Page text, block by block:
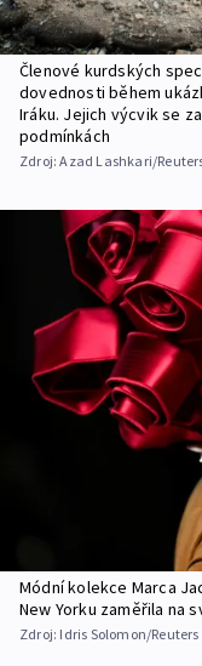
Členové kurdských
dovednosti během
Iráku. Jejich výcvik se
podmínkách
Zdroj:Azad Lashkari/
Módní kolekce Marca
New Yorku zaměřila na
Zdroj: Idris Solomon/Reuters